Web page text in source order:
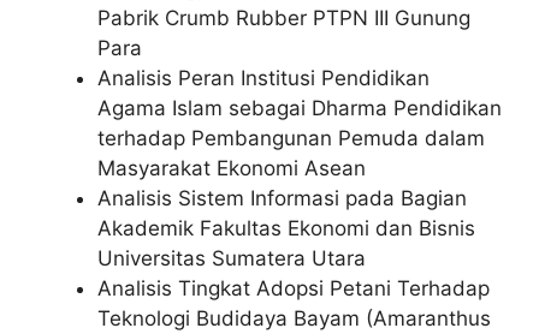
Pabrik Crumb Rubber PTPN III Gunung
Para
Analisis Peran Institusi Pendidikan
Agama Islam sebagai Dharma Pendidikan
terhadap Pembangunan Pemuda dalam
Masyarakat Ekonomi Asean
Analisis Sistem Informasi pada Bagian
Akademik Fakultas Ekonomi dan Bisnis
Universitas Sumatera Utara
Analisis Tingkat Adopsi Petani Terhadap
Teknologi Budidaya Bayam (Amaranthus